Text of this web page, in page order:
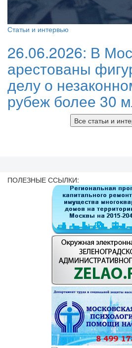
Статьи и интервью
26.06.2026: В
арестованы
делу о
рубеж более 30
Все статьи и
ПОЛЕЗНЫЕ ССЫЛКИ: